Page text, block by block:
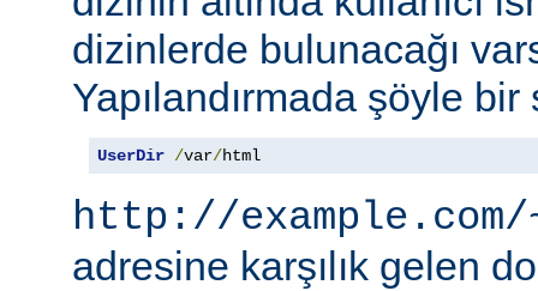
dizinlerde bulunacağı
Yapılandırmada şöyle bir
UserDir /var/html
http://example.com/
adresine karşılık gelen